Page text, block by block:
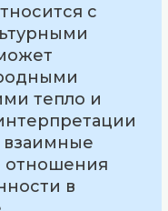
с
тепло и
взаимные
отношения
в